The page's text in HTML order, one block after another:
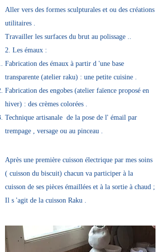
Aller vers des formes sculpturales et ou des créations
utilitaires .
Travailler les surfaces du brut au polissage ..
2. Les émaux :
Fabrication des émaux à partir d 'une base
transparente (atelier raku) : une petite cuisine .
Fabrication des engobes (atelier faïence proposé en
hiver) : des crèmes colorées .
Technique artisanale de la pose de l' émail par
trempage , versage ou au pinceau .
Après une première cuisson électrique par mes soins
( cuisson du biscuit) chacun va participer à la
cuisson de ses pièces émaillées et à la sortie à chaud ;
Il s 'agit de la cuisson Raku .